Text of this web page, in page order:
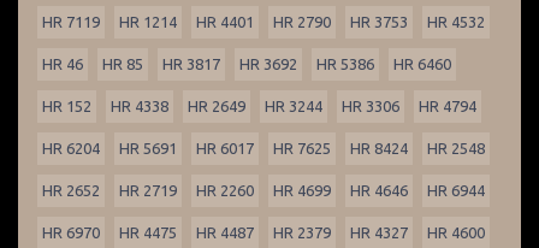
HR 7119 HR 1214 HR 4401 HR 2790 HR 3753 HR 4532
HR 46 HR 85 HR 3817 HR 3692 HR 5386 HR 6460
HR 152 HR 4338 HR 2649 HR 3244 HR 3306 HR 4794
HR 6204 HR 5691 HR 6017 HR 7625 HR 8424 HR 2548
HR 2652 HR 2719 HR 2260 HR 4699 HR 4646 HR 6944
HR 6970 HR 4475 HR 4487 HR 2379 HR 4327 HR 4600